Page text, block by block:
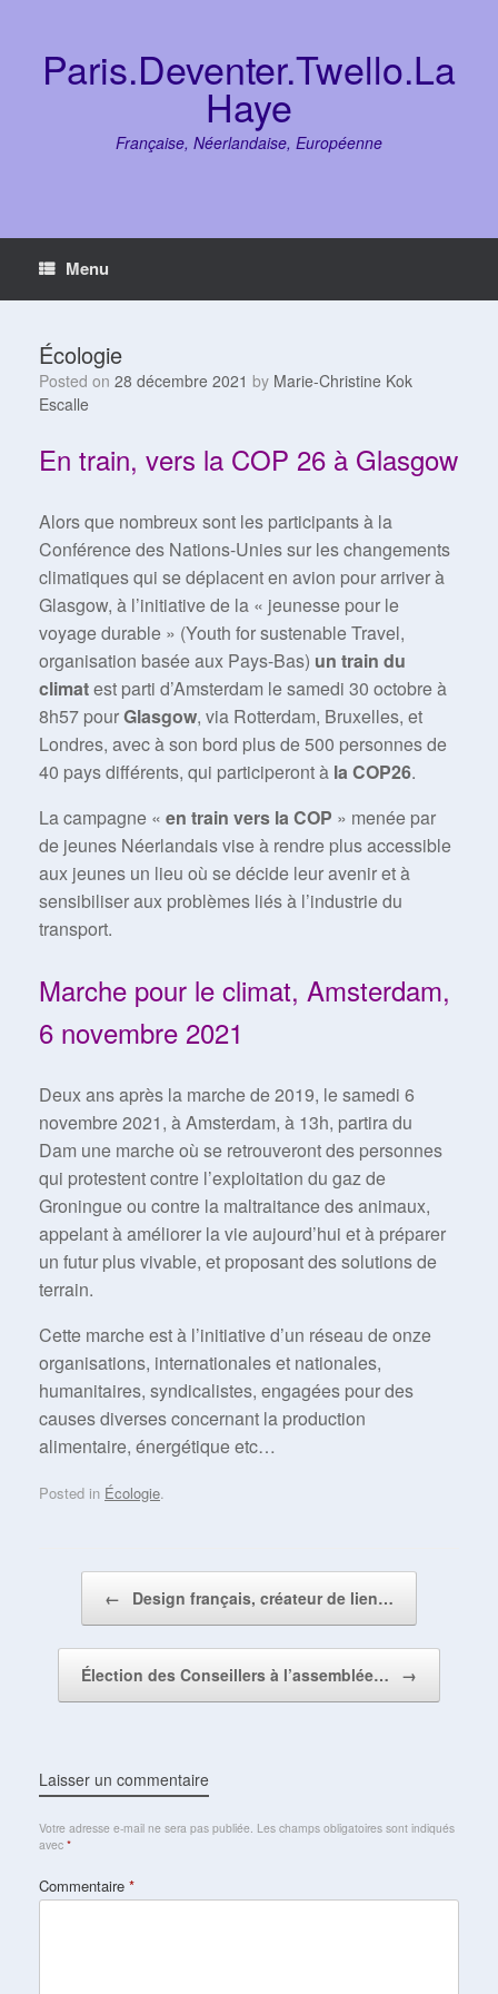
contentParis.Deventer.Twello.La
Haye
Française, Néerlandaise, Européenne
Menu
Écologie
Posted on 28 décembre 2021 by Marie-Christine Kok
Escalle
En train, vers la COP 26 à Glasgow
Alors que nombreux sont les participants à la
Conférence des Nations-Unies sur les changements
climatiques qui se déplacent en avion pour arriver à
Glasgow, à l’initiative de la « jeunesse pour le
voyage durable » (Youth for sustenable Travel,
organisation basée aux Pays-Bas) un train du
climatest parti d’Amsterdam le samedi 30 octobre à
8h57 pourGlasgow, via Rotterdam, Bruxelles, et
Londres, avec à son bord plus de 500 personnes de
40 pays différents, qui participeront à la COP26.
La campagne « en train vers la COP » menée par
de jeunes Néerlandais vise à rendre plus accessible
aux jeunes un lieu où se décide leur avenir et à
sensibiliser aux problèmes liés à l’industrie du
transport.
Marche pour le climat, Amsterdam,
6 novembre 2021
Deux ans après la marche de 2019, le samedi 6
novembre 2021, à Amsterdam, à 13h, partira du
Dam une marche où se retrouveront des personnes
qui protestent contre l’exploitation du gaz de
Groningue ou contre la maltraitance des animaux,
appelant à améliorer la vie aujourd’hui et à préparer
un futur plus vivable, et proposant des solutions de
terrain.
Cette marche est à l’initiative d’un réseau de onze
organisations, internationales et nationales,
humanitaires, syndicalistes, engagées pour des
causes diverses concernant la production
alimentaire, énergétique etc…
Posted in Écologie.
← Design français, créateur de lien…
Élection des Conseillers à l’assemblée… →
Laisser un commentaire
Votre adresse e-mail ne sera pas publiée. Les champs obligatoires sont indiqués
avec *
Commentaire *